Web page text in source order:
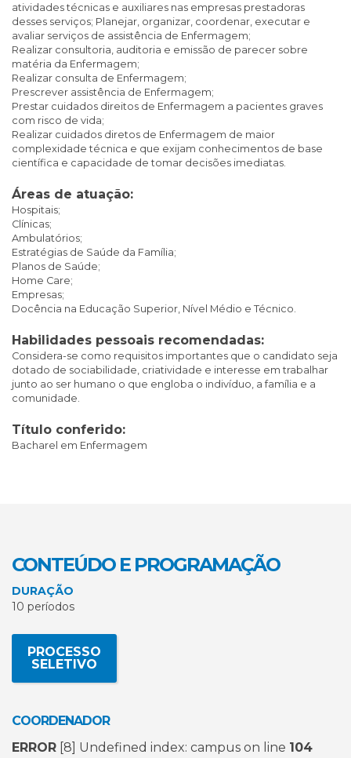
atividades técnicas e auxiliares nas empresas prestadoras
desses serviços; Planejar, organizar, coordenar, executar e
avaliar serviços de assistência de Enfermagem;
Realizar consultoria, auditoria e emissão de parecer sobre
matéria da Enfermagem;
Realizar consulta de Enfermagem;
Prescrever assistência de Enfermagem;
Prestar cuidados direitos de Enfermagem a pacientes graves
com risco de vida;
Realizar cuidados diretos de Enfermagem de maior
complexidade técnica e que exijam conhecimentos de base
científica e capacidade de tomar decisões imediatas.
Áreas de atuação:
Hospitais;
Clínicas;
Ambulatórios;
Estratégias de Saúde da Família;
Planos de Saúde;
Home Care;
Empresas;
Docência na Educação Superior, Nível Médio e Técnico.
Habilidades pessoais recomendadas:
Considera-se como requisitos importantes que o candidato seja
dotado de sociabilidade, criatividade e interesse em trabalhar
junto ao ser humano o que engloba o indivíduo, a família e a
comunidade.
Título conferido:
Bacharel em Enfermagem
CONTEÚDO E PROGRAMAÇÃO
DURAÇÃO
10 períodos
PROCESSO
SELETIVO
COORDENADOR
ERROR [8] Undefined index: campus on line 104